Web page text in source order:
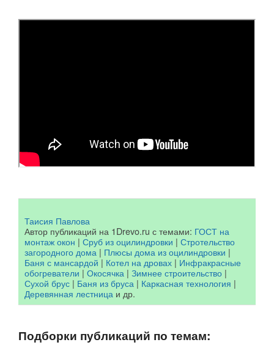
Таисия Павлова
Автор публикаций на 1Drevo.ru с темами: ГОСТ на
монтаж окон | Сруб из оцилиндровки | Стротельство
загородного дома | Плюсы дома из оцилиндровки |
Баня с мансардой | Котел на дровах | Инфракрасные
обогреватели | Окосячка | Зимнее строительство |
Сухой брус | Баня из бруса | Каркасная технология |
Деревянная лестница и др.
Подборки публикаций по темам: